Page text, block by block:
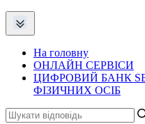
На головну
ОНЛАЙН СЕРВІСИ
ЦИФРОВИЙ БАНК
ФІЗИЧНИХ ОСІБ